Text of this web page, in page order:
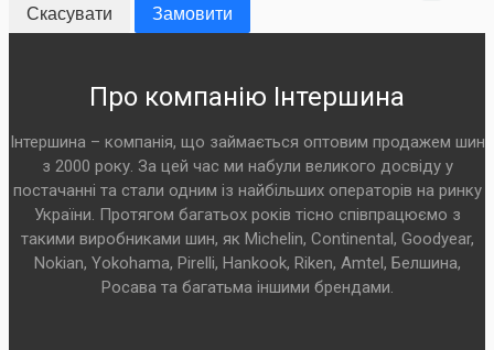
Скасувати Замовити
Про компанію Інтершина
Інтершина – компанія, що займається оптовим продажем шин
з 2000 року. За цей час ми набули великого досвіду у
постачанні та стали одним із найбільших операторів на ринку
України. Протягом багатьох років тісно співпрацюємо з
такими виробниками шин, як Michelin, Continental, Goodyear,
Nokian, Yokohama, Pirelli, Hankook, Riken, Amtel, Белшина,
Росава та багатьма іншими брендами.